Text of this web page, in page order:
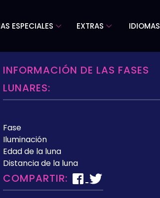
ESPECIALES EXTRAS IDIOMAS
INFORMACIÓN DE LAS FASES
LUNARES:
Fase
Iluminación
Edad de la luna
Distancia de la luna
COMPARTIR: